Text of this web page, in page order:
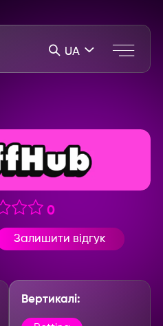
UA
0
Залишити відгук
Вертикалі: